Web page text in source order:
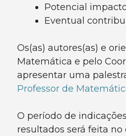
Potencial
Eventual
Os(as) autores(as) e
Matemática e pelo
apresentar uma
Professor de
O período de
resultados será feita no